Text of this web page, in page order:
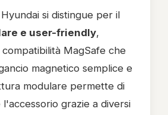
si distingue per il
e user-friendly,
MagSafe che
magnetico semplice e
modulare permette di
grazie a diversi